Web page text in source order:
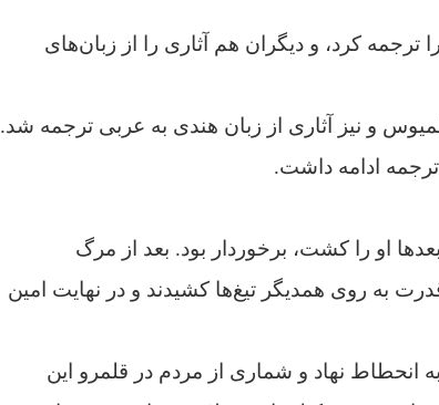
ترجمه کرد، و دیگران هم آثارى را از زبان‌هاى
و نیز آثارى از زبان هندى به عربى ترجمه شد.
ادامه داشت.
او را کشت، برخوردار بود. بعد از مرگ
به روی همدیگر تیغ‌ها کشیدند و در نهایت امین
نهاد و شماری از مردم در قلمرو این